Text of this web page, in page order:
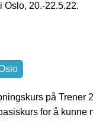
Oslo, 20.-22.5.22.
på Trener
for å kunne